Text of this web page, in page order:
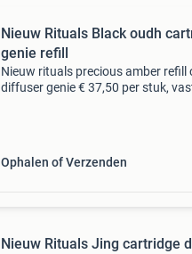
Nieuw Rituals Black oudh
genie refill
Nieuw rituals precious amber refill
diffuser genie € 37,50 per stuk,
Ophalen of Verzenden
Nieuw Rituals Jing cartridge